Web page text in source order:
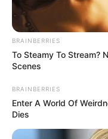
BRAINBERRIES
To Steamy To Stream?
Scenes
BRAINBERRIES
Enter A World Of
Dies